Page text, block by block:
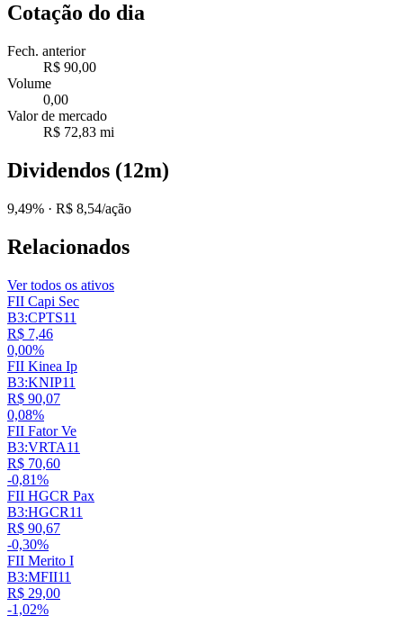
Cotação do dia
Fech. anterior
R$ 90,00
Volume
0,00
Valor de mercado
R$ 72,83 mi
Dividendos (12m)
9,49% · R$ 8,54/ação
Relacionados
Ver todos os ativos
FII Capi Sec
B3:CPTS11
R$ 7,46
0,00%
FII Kinea Ip
B3:KNIP11
R$ 90,07
0,08%
FII Fator Ve
B3:VRTA11
R$ 70,60
-0,81%
FII HGCR Pax
B3:HGCR11
R$ 90,67
-0,30%
FII Merito I
B3:MFII11
R$ 29,00
-1,02%